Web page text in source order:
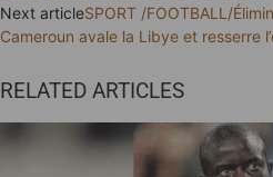
Next articleSPORT /FOOTBALL/
Cameroun avale la Libye et resserre
RELATED ARTICLES